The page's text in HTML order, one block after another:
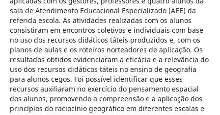
sala de Atendimento Educacional Especializado (AEE) da
referida escola. As atividades realizadas com os alunos
consistiram em encontros coletivos e individuais com base
no uso dos recursos didáticos táteis produzidos e, com os
planos de aulas e os roteiros norteadores de aplicação. Os
resultados obtidos evidenciaram a eficácia e a relevância do
uso dos recursos didáticos táteis no ensino de geografia
para alunos cegos. Foi possível identificar que esses
recursos auxiliaram no exercício do pensamento espacial
dos alunos, promovendo a compreensão e a aplicação dos
princípios do raciocínio geográfico em diferentes escalas e